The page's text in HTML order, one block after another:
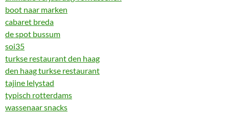
boot naar marken
cabaret breda
de spot bussum
soi35
turkse restaurant den haag
den haag turkse restaurant
tajine lelystad
typisch rotterdams
wassenaar snacks